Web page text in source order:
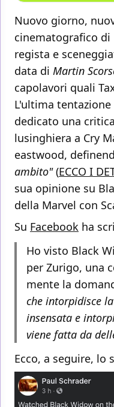
Nuovo giorno,
cinematografico di
regista e
data di Martin
capolavori quali
L'ultima
dedicato una
lusinghiera a Cry
eastwood,
ambito"(ECCO I
sua opinione su
della Marvel con
Su Facebook ha
Ho visto Black
per Zurigo, una
mente la
che intorpidisce
insensata e
viene fatta da
Ecco, a seguire, lo